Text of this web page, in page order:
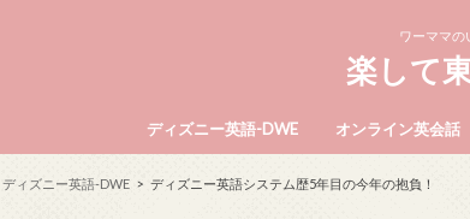
ワーママの
楽して
ディズニー英語-DWE オンライン英会話
ディズニー英語-DWE ディズニー英語システム歴5年目の今年の抱負！